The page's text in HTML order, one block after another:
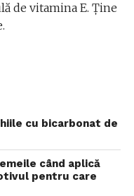
de vitamina E. Ține
cu bicarbonat de
când aplică
pentru care